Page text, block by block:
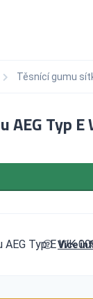
Těsnící gumu
Typ E
Typ E WK
Více